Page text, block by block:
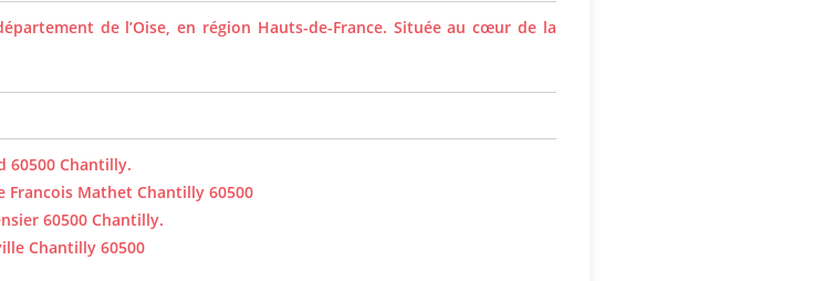
de l’Oise, en région Hauts-de-France. Située au cœur de la
60500 Chantilly.
Mathet Chantilly 60500
60500 Chantilly.
Chantilly 60500